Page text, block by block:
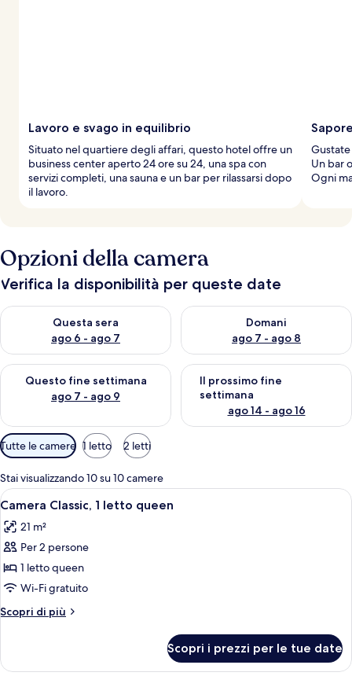
Lavoro e svago in equilibrio
Situato nel quartiere degli affari, questo hotel offre un
business center aperto 24 ore su 24, una spa con
servizi completi, una sauna e un bar per rilassarsi dopo
il lavoro.
Un bar
Ogni
Opzioni della camera
Verifica la disponibilità per queste date
Questa sera
ago 6 - ago 7
Verifica la disponibilità per questa sera, ago 6 - ago 7
Domani
ago 7 - ago 8
Verifica la disponibilità per
Questo fine settimana
ago 7 - ago 9
Verifica la disponibilità per questo fine settimana, ago 7 - ago
Il prossimo fine
settimana
ago 14 - ago 16
Verifica la disponibilità per il
Filtri
disponibili
per
le
camere
Tutte le camere 1 letto 2 letti
Stai visualizzando 10 su 10 camere
Apri
tutte
le
foto
per
Camera
Classic,
1
queen
Camera d'albergo con un letto
4
Camera Classic, 1 letto queen
21 m²
Per 2 persone
1 letto queen
Wi-Fi gratuito
Scopri di più
Altri
Classic,
Scopri i prezzi per le tue date